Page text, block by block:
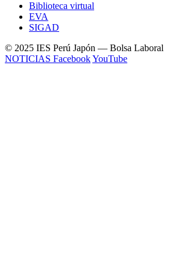
Biblioteca virtual
EVA
SIGAD
© 2025 IES Perú Japón — Bolsa Laboral
NOTICIAS FacebookYouTube